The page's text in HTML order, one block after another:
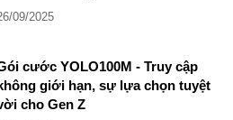
09/2025
cước YOLO100M - Truy cập
giới hạn, sự lựa chọn tuyệt
cho Gen Z